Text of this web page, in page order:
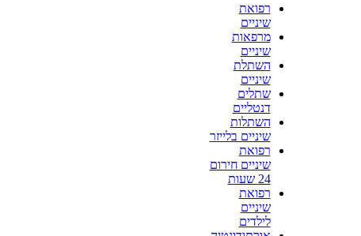
רפואת
שיניים
מרפאות
שיניים
השתלת
שיניים
שתלים
דנטליים
השתלות
שיניים בלייזר
רפואת
שיניים חירום
24 שעות
רפואת
שיניים
לילדים